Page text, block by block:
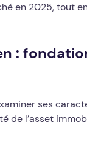
en 2025, tout
:
ses
de l’asset